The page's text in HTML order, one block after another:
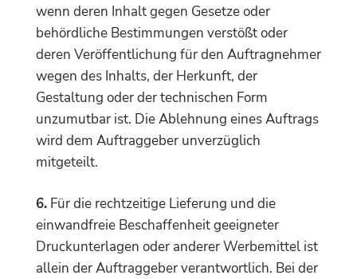
wenn deren Inhalt gegen Gesetze oder
behördliche Bestimmungen verstößt oder
deren Veröffentlichung für den Auftragnehmer
wegen des Inhalts, der Herkunft, der
Gestaltung oder der technischen Form
unzumutbar ist. Die Ablehnung eines Auftrags
wird dem Auftraggeber unverzüglich
mitgeteilt.
6.Für die rechtzeitige Lieferung und die
einwandfreie Beschaffenheit geeigneter
Druckunterlagen oder anderer Werbemittel ist
allein der Auftraggeber verantwortlich. Bei der